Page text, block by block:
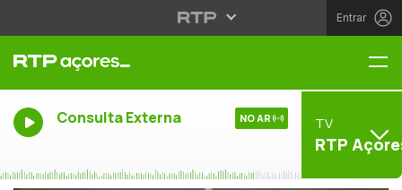
Entrar
Consulta Externa NO AR TV
RTP